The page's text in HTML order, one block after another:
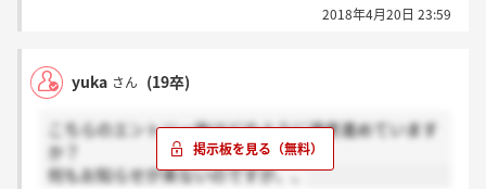
2018年4月20日 23:59
yuka さん (19卒)
こちらのエントリー後はどのように選考進めています
か？
何もお知らせが来ないのですが、、